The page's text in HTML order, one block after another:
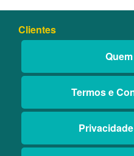
Clientes
Termos e